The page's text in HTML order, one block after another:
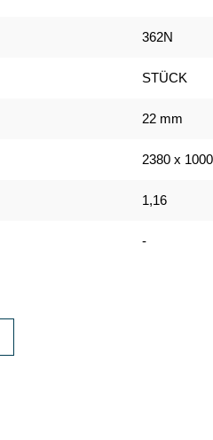
362N
STÜCK
22 mm
2380 x
1,16
-